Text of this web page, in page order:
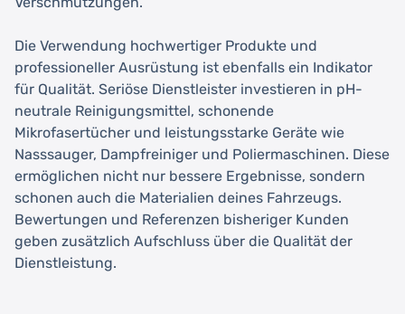
Die Verwendung hochwertiger Produkte und
professioneller Ausrüstung ist ebenfalls ein Indikator
für Qualität. Seriöse Dienstleister investieren in pH-
neutrale Reinigungsmittel, schonende
Mikrofasertücher und leistungsstarke Geräte wie
Nasssauger, Dampfreiniger und Poliermaschinen. Diese
ermöglichen nicht nur bessere Ergebnisse, sondern
schonen auch die Materialien deines Fahrzeugs.
Bewertungen und Referenzen bisheriger Kunden
geben zusätzlich Aufschluss über die Qualität der
Dienstleistung.